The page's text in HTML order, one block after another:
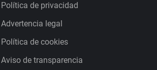
Política de privacidad
Advertencia legal
Política de cookies
Aviso de transparencia